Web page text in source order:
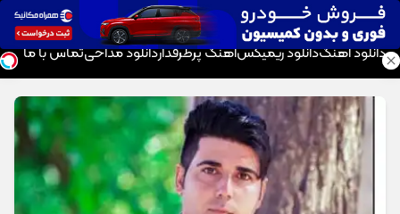
موزیک تار
دانلود آهنگدانلود ریمیکسآهنگ پرطرفداردانلود مداحیتماس با ما